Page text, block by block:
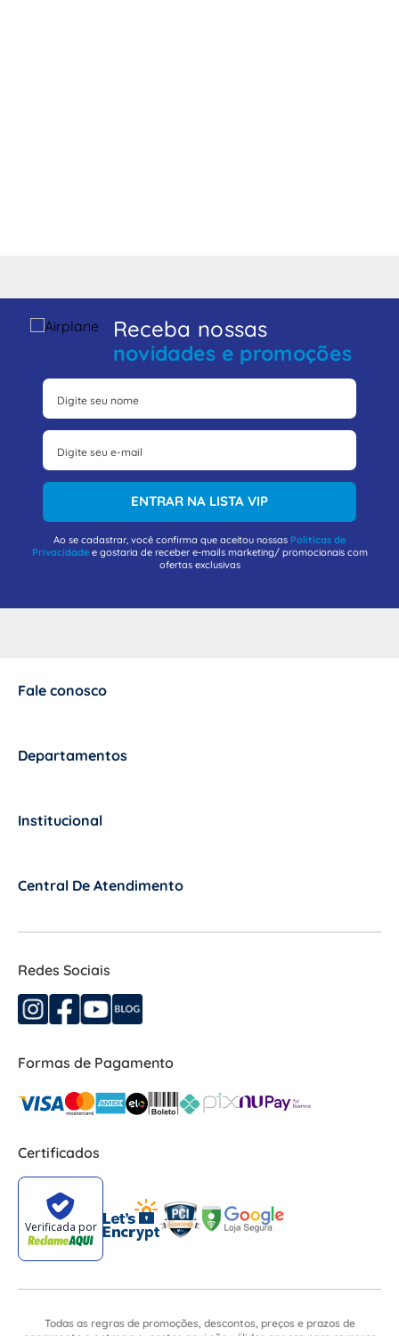
Receba nossas
novidades e promoções
ENTRAR NA LISTA VIP
Ao se cadastrar, você confirma que aceitou nossas Políticas de
Privacidadee gostaria de receber e-mails marketing/ promocionais com
ofertas exclusivas
Fale conosco
Departamentos
Institucional
Central De Atendimento
Redes Sociais
Formas de Pagamento
Certificados
Todas as regras de promoções, descontos, preços e prazos de